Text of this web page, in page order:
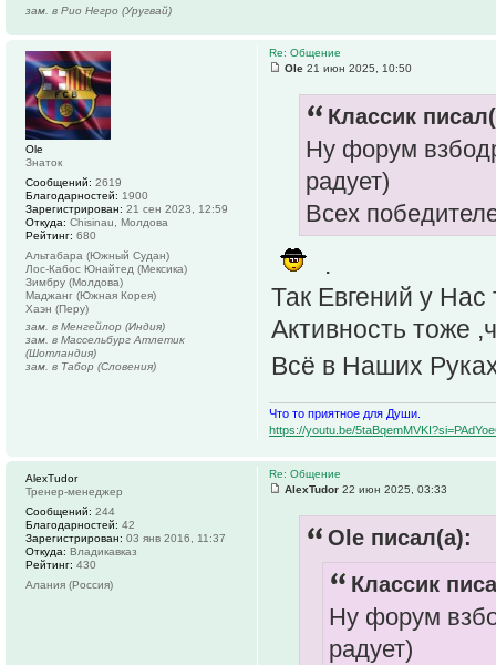
зам. в Рио Негро (Уругвай)
Re: Общение
Ole 21 июн 2025, 10:50
Классик
Ну форум
радует)
Всех
.
Так Евгений у
Активность тоже
Всё в Наших
Что то приятное для Души.
https://youtu.be/
Ole
Знаток
Сообщений: 2619
Благодарностей: 1900
Зарегистрирован: 21 сен 2023, 12:59
Откуда: Chisinau, Молдова
Рейтинг: 680
Альтабара (Южный Судан)
Лос-Кабос Юнайтед (Мексика)
Зимбру (Молдова)
Маджанг (Южная Корея)
Хаэн (Перу)
зам. в Менгейлор (Индия)
зам. в Массельбург Атлетик
(Шотландия)
зам. в Табор (Словения)
Re: Общение
AlexTudor 22 июн 2025, 03:33
Ole писал(а):
Классик
Ну форум
радует)
AlexTudor
Тренер-менеджер
Сообщений: 244
Благодарностей: 42
Зарегистрирован: 03 янв 2016, 11:37
Откуда: Владикавказ
Рейтинг: 430
Алания (Россия)